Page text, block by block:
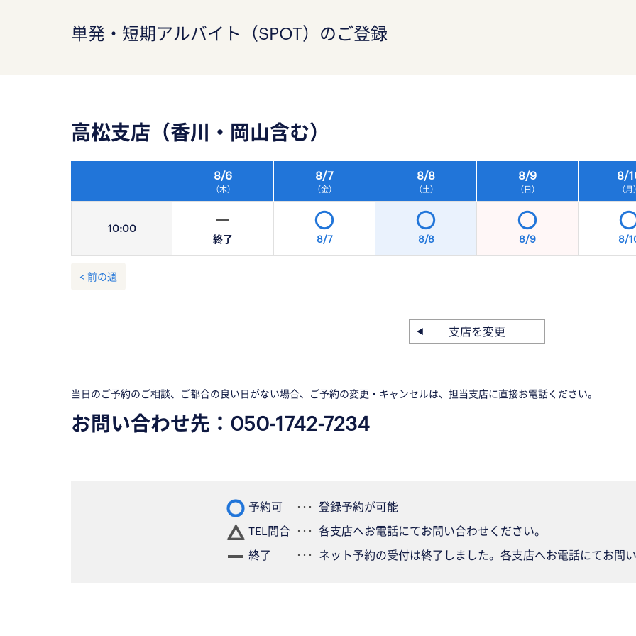
単発・短期アルバイト（SPOT）のご登録
高松支店（香川・岡山含む）
10:00
8/6
（木）
8/7
（金）
8/8
（土）
8/9
（日）
8/
（月）
終了 8/7 8/8 8/9 8/
< 前の週
支店を変更
当日のご予約のご相談、ご都合の良い日がない場合、ご予約の変更・キャンセルは、担当支店に直接お電話ください。
お問い合わせ先： 050-1742-7234
予約可
登録予約が可能
TEL問合
各支店へお電話にてお問い合わせください。
終了
ネット予約の受付は終了しました。各支店へお電話にてお問い